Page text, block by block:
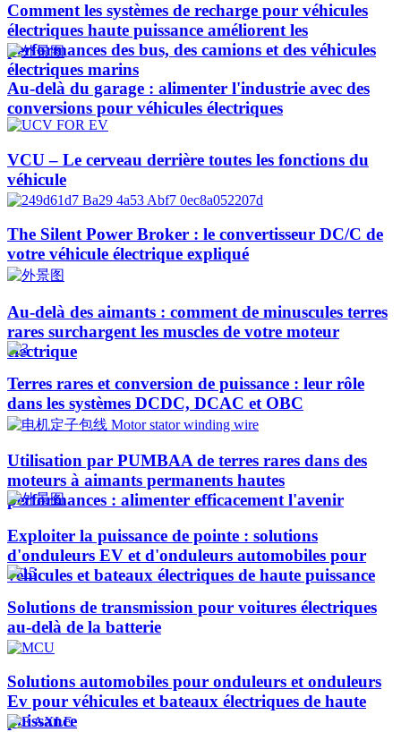
Comment les systèmes de recharge pour véhicules
électriques haute puissance améliorent les
performances des bus, des camions et des véhicules
électriques marins
Au-delà du garage : alimenter l'industrie avec des
conversions pour véhicules électriques
VCU – Le cerveau derrière toutes les fonctions du
véhicule
The Silent Power Broker : le convertisseur DC/C de
votre véhicule électrique expliqué
Au-delà des aimants : comment de minuscules terres
rares surchargent les muscles de votre moteur
électrique
Terres rares et conversion de puissance : leur rôle
dans les systèmes DCDC, DCAC et OBC
Utilisation par PUMBAA de terres rares dans des
moteurs à aimants permanents hautes
performances : alimenter efficacement l'avenir
Exploiter la puissance de pointe : solutions
d'onduleurs EV et d'onduleurs automobiles pour
véhicules et bateaux électriques de haute puissance​
Solutions de transmission pour voitures électriques
au-delà de la batterie
Solutions automobiles pour onduleurs et onduleurs
Ev pour véhicules et bateaux électriques de haute
puissance